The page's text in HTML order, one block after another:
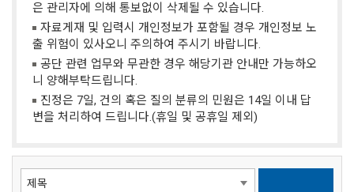
은 관리자에 의해 통보없이 삭제될 수 있습니다.
자료게재 및 입력시 개인정보가 포함될 경우 개인정보 노
출 위험이 있사오니 주의하여 주시기 바랍니다.
공단 관련 업무와 무관한 경우 해당기관 안내만 가능하오
니 양해부탁드립니다.
진정은 7일, 건의 혹은 질의 분류의 민원은 14일 이내 답
변을 처리하여 드립니다.(휴일 및 공휴일 제외)